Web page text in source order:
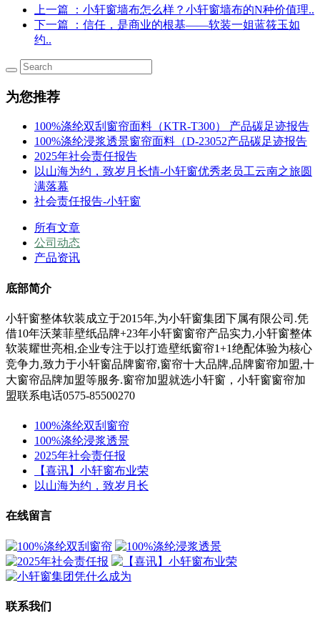
上一篇
：小轩窗墙布怎么样？小轩窗墙布的N种价值理..
下一篇
：信任，是商业的根基——软装一姐蓝筱玉如
约..
为您推荐
100%涤纶双刮窗帘面料（KTR-T300） 产品碳足迹报告
100%涤纶浸浆透景窗帘面料（D-23052产品碳足迹报告
2025年社会责任报告
以山海为约，致岁月长情-小轩窗优秀老员工云南之旅圆
满落幕
社会责任报告-小轩窗
所有文章
公司动态
产品资讯
底部简介
小轩窗整体软装成立于2015年,为小轩窗集团下属有限公司.凭
借10年沃莱菲壁纸品牌+23年小轩窗窗帘产品实力,小轩窗整体
软装耀世亮相,企业专注于以打造壁纸窗帘1+1绝配体验为核心
竞争力,致力于小轩窗品牌窗帘,窗帘十大品牌,品牌窗帘加盟,十
大窗帘品牌加盟等服务.窗帘加盟就选小轩窗，小轩窗窗帘加
盟联系电话0575-85500270
100%涤纶双刮窗帘
100%涤纶浸浆透景
2025年社会责任报
【喜讯】小轩窗布业荣
以山海为约，致岁月长
在线留言
联系我们